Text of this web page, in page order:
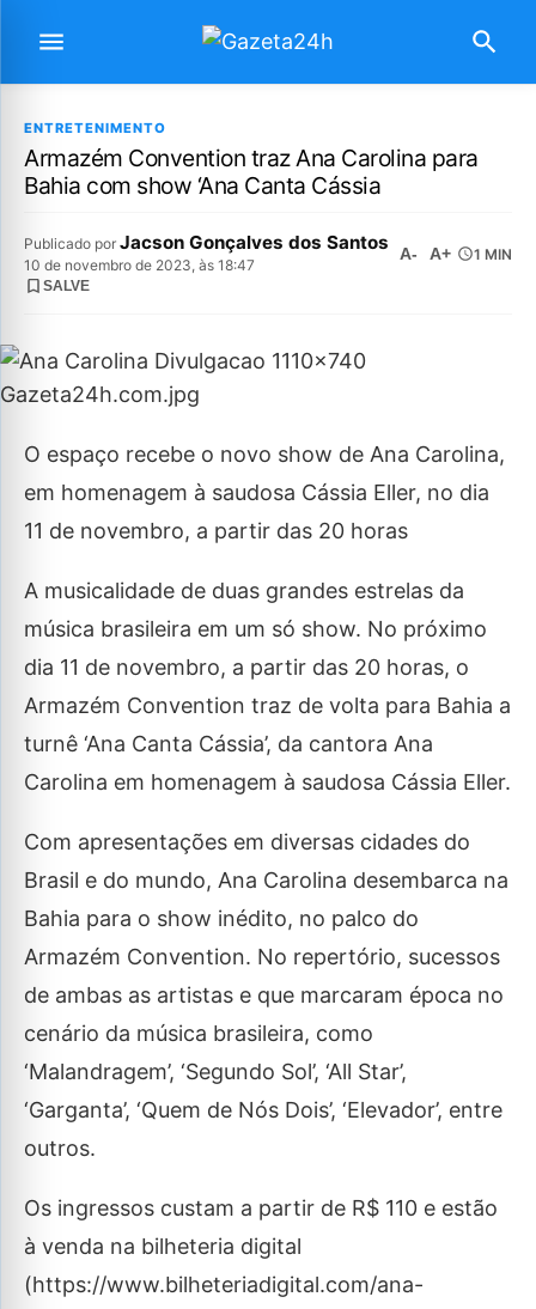
ENTRETENIMENTO
Armazém Convention traz Ana Carolina para
Bahia com show ‘Ana Canta Cássia
Publicado por Jacson Gonçalves dos Santos
10 de novembro de 2023, às 18:47
A- A+ 1 MIN
SALVE
O espaço recebe o novo show de Ana Carolina,
em homenagem à saudosa Cássia Eller, no dia
11 de novembro, a partir das 20 horas
A musicalidade de duas grandes estrelas da
música brasileira em um só show. No próximo
dia 11 de novembro, a partir das 20 horas, o
Armazém Convention traz de volta para Bahia a
turnê ‘Ana Canta Cássia’, da cantora Ana
Carolina em homenagem à saudosa Cássia Eller.
Com apresentações em diversas cidades do
Brasil e do mundo, Ana Carolina desembarca na
Bahia para o show inédito, no palco do
Armazém Convention. No repertório, sucessos
de ambas as artistas e que marcaram época no
cenário da música brasileira, como
‘Malandragem’, ‘Segundo Sol’, ‘All Star’,
‘Garganta’, ‘Quem de Nós Dois’, ‘Elevador’, entre
outros.
Os ingressos custam a partir de R$ 110 e estão
à venda na bilheteria digital
(https://www.bilheteriadigital.com/ana-